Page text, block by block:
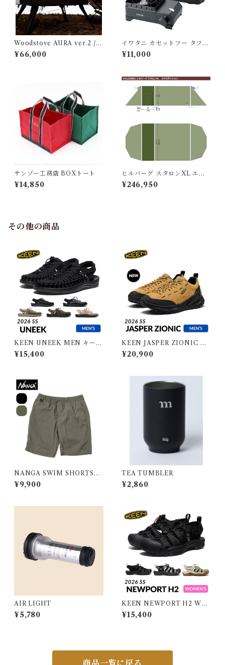
Woodstove AURA ver.2 /
アウトドア薪ストーブ オーラ
ver.2
¥66,000
イワタニ カセットフー タフま
るXG Jr.
¥11,000
サンゾー工務店 BOXトート
¥14,850
ヒルバーグ スタロンXL エク
ステンション タクティカ
ル ポールセット
¥246,950
その他の商品
KEEN UNEEK MEN キーン
ユニーク メンズ
¥15,400
KEEN JASPER ZIONIC M
EN キーン ジャスパーザイオ
ニック メンズ
¥20,900
NANGA SWIM SHORTS／
ナンガ スイムショーツ
¥9,900
TEA TUMBLER
¥2,860
AIR LIGHT
¥5,780
KEEN NEWPORT H2 WO
MEN キーン ニューポート エ
イチツー ウィメンズ
¥15,400
商品一覧に戻る